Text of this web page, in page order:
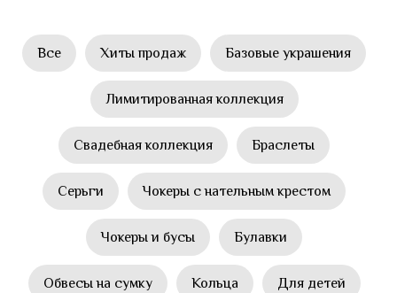
Все Хиты продаж Базовые украшения
Лимитированная коллекция
Свадебная коллекция Браслеты
Серьги Чокеры с нательным крестом
Чокеры и бусы Булавки
Обвесы на сумку Кольца Для детей